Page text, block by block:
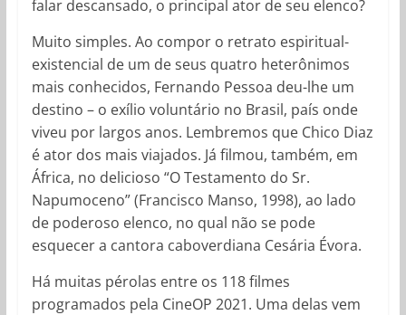
falar descansado, o principal ator de seu elenco?
Muito simples. Ao compor o retrato espiritual-
existencial de um de seus quatro heterônimos
mais conhecidos, Fernando Pessoa deu-lhe um
destino – o exílio voluntário no Brasil, país onde
viveu por largos anos. Lembremos que Chico Diaz
é ator dos mais viajados. Já filmou, também, em
África, no delicioso “O Testamento do Sr.
Napumoceno” (Francisco Manso, 1998), ao lado
de poderoso elenco, no qual não se pode
esquecer a cantora caboverdiana Cesária Évora.
Há muitas pérolas entre os 118 filmes
programados pela CineOP 2021. Uma delas vem